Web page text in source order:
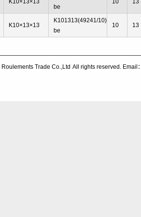
K10×13×13
be
10 13
K10×13×13
K101313(49241/10)
be
10 13
Roulements Trade Co.,Ltd All rights reserved. Email